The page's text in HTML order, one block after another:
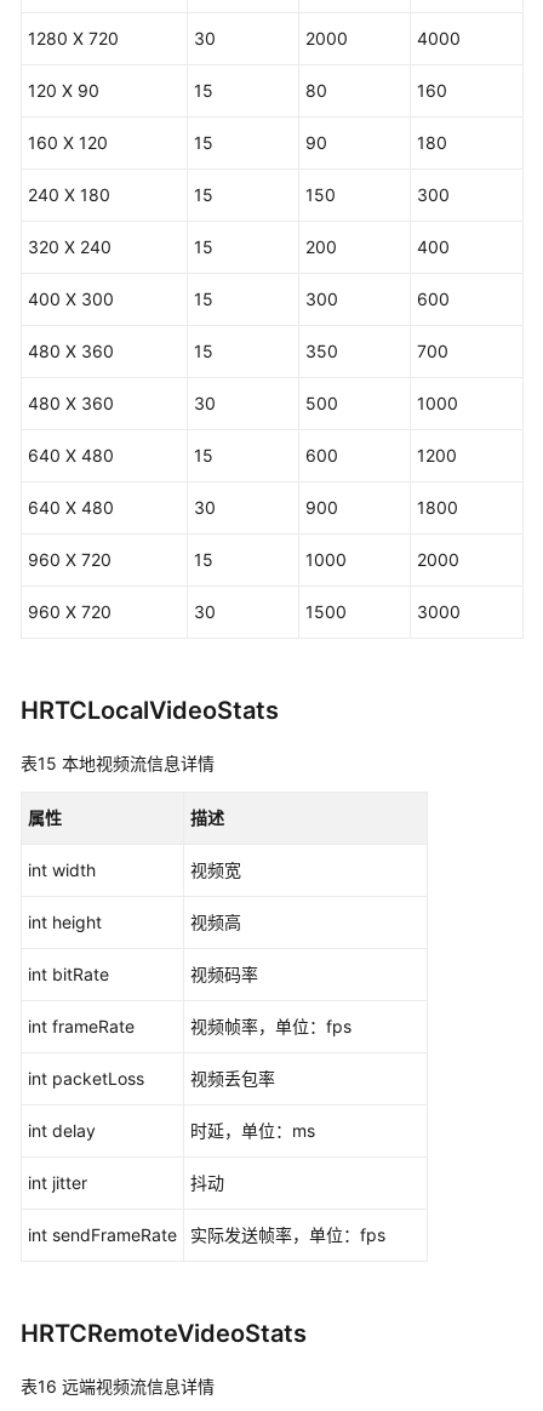
1280 X 720 30 2000 4000
120 X 90 15 80 160
160 X 120 15 90 180
240 X 180 15 150 300
320 X 240 15 200 400
400 X 300 15 300 600
480 X 360 15 350 700
480 X 360 30 500 1000
640 X 480 15 600 1200
640 X 480 30 900 1800
960 X 720 15 1000 2000
960 X 720 30 1500 3000
HRTCLocalVideoStats
表15 本地视频流信息详情
属性 描述
int width 视频宽
int height 视频高
int bitRate 视频码率
int frameRate 视频帧率，单位：fps
int packetLoss 视频丢包率
int delay 时延，单位：ms
int jitter 抖动
int sendFrameRate 实际发送帧率，单位：fps
HRTCRemoteVideoStats
表16 远端视频流信息详情